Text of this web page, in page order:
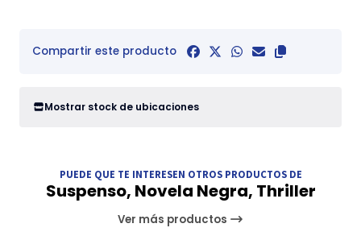
Compartir este producto
Mostrar stock de ubicaciones
PUEDE QUE TE INTERESEN OTROS PRODUCTOS DE
Suspenso, Novela Negra, Thriller
Ver más productos